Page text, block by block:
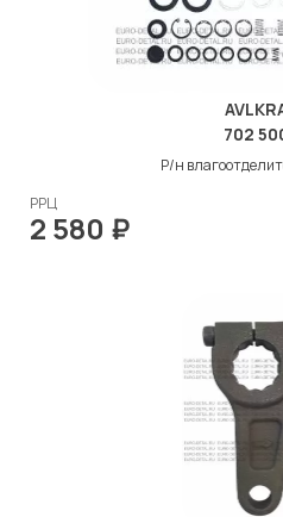
702
Р/н
РРЦ
2 580 ₽